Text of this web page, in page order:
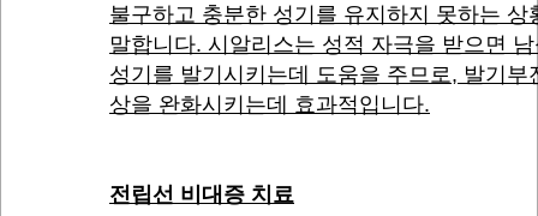
불구하고 충분한 성기를 유지하지 못하는 상
말합니다. 시알리스는 성적 자극을 받으면
성기를 발기시키는데 도움을 주므로, 발기부
상을 완화시키는데 효과적입니다.
전립선 비대증 치료